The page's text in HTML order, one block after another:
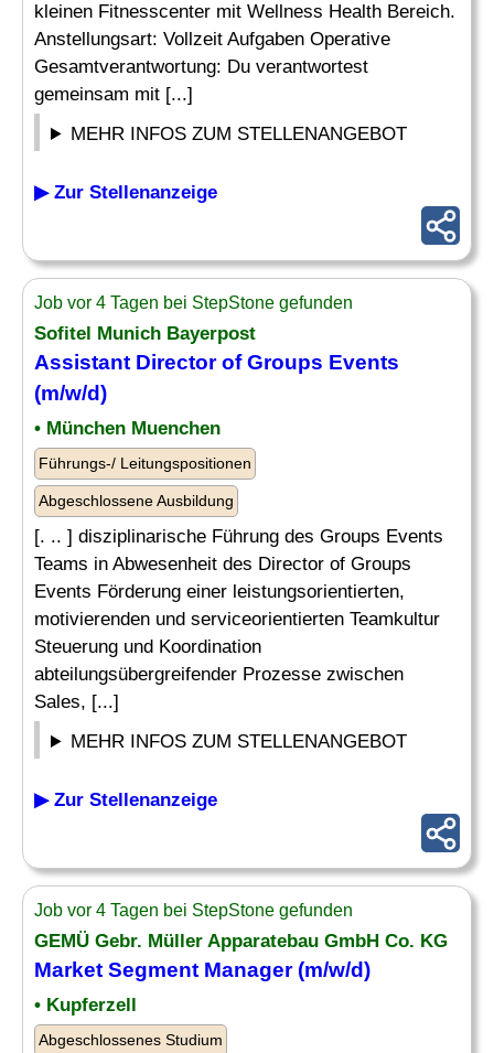
kleinen Fitnesscenter mit Wellness Health Bereich.
Anstellungsart: Vollzeit Aufgaben Operative
Gesamtverantwortung: Du verantwortest
gemeinsam mit [...]
MEHR INFOS ZUM STELLENANGEBOT
▶ Zur Stellenanzeige
Job vor 4 Tagen bei StepStone gefunden
Sofitel Munich Bayerpost
Assistant Director of Groups Events
(m/w/d)
• München Muenchen
Führungs-/ Leitungspositionen
Abgeschlossene Ausbildung
[. .. ] disziplinarische Führung des Groups Events
Teams in Abwesenheit des Director of Groups
Events Förderung einer leistungsorientierten,
motivierenden und serviceorientierten Teamkultur
Steuerung und Koordination
abteilungsübergreifender Prozesse zwischen
Sales, [...]
MEHR INFOS ZUM STELLENANGEBOT
▶ Zur Stellenanzeige
Job vor 4 Tagen bei StepStone gefunden
GEMÜ Gebr. Müller Apparatebau GmbH Co. KG
Market Segment Manager(m/w/d)
• Kupferzell
Abgeschlossenes Studium